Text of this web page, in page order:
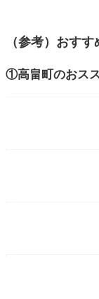
（参考）おす
①高畠町のおス